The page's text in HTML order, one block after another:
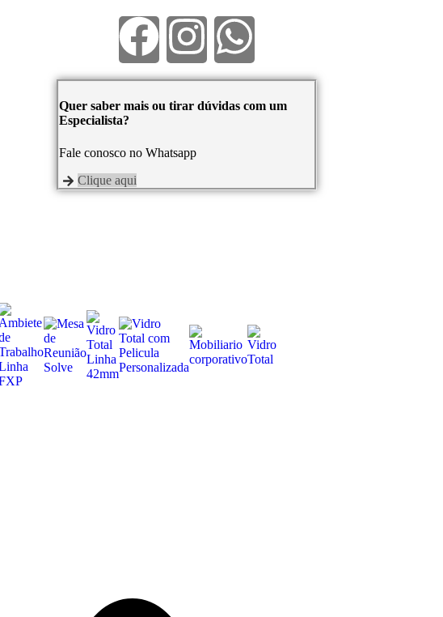
Quer saber mais ou tirar dúvidas com um
Especialista?
Fale conosco no Whatsapp
Clique aqui